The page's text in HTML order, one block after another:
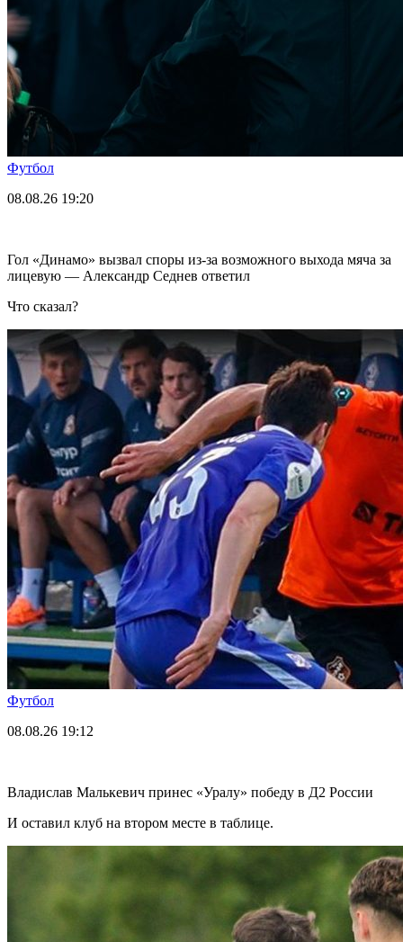
Футбол
08.08.26 19:20
Гол «Динамо» вызвал споры из-за возможного выхода мяча за
лицевую — Александр Седнев ответил
Что сказал?
Футбол
08.08.26 19:12
Владислав Малькевич принес «Уралу» победу в Д2 России
И оставил клуб на втором месте в таблице.